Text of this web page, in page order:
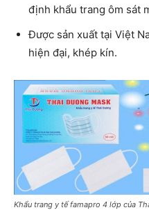
định khẩu trang ôm sát
Được sản xuất tại Việt
hiện đại, khép kín.
Khẩu trang y tế famapro 4 lớp của